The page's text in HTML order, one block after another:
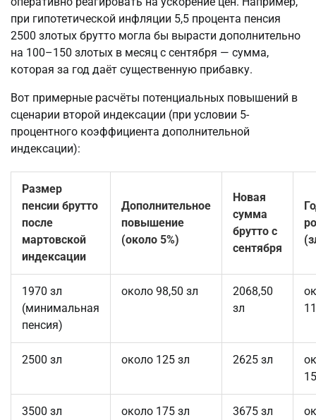
при гипотетической инфляции 5,5 процента пенсия
2500 злотых брутто могла бы вырасти дополнительно
на 100–150 злотых в месяц с сентября — сумма,
которая за год даёт существенную прибавку.
Вот примерные расчёты потенциальных повышений в
сценарии второй индексации (при условии 5-
процентного коэффициента дополнительной
индексации):
Размер
пенсии брутто
после
мартовской
индексации
Дополнительное
повышение
(около 5%)
Новая
сумма
брутто с
сентября
1970 зл
(минимальная
пенсия)
около 98,50 зл
2068,50
зл
2500 зл около 125 зл 2625 зл
3500 зл около 175 зл 3675 зл